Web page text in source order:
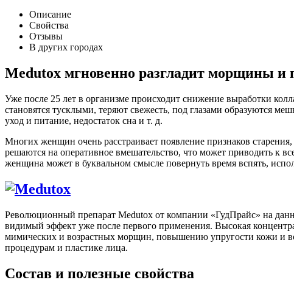
Описание
Свойства
Отзывы
В других городах
Medutox мгновенно разгладит морщины и
Уже после 25 лет в организме происходит снижение выработки
становятся тусклыми, теряют свежесть, под глазами образуются
уход и питание, недостаток сна и т. д.
Многих женщин очень расстраивает появление признаков
решаются на оперативное вмешательство, что может приводить к
женщина может в буквальном смысле повернуть время вспять,
Революционный препарат Medutox от компании «ГудПрайс» на
видимый эффект уже после первого применения. Высокая
мимических и возрастных морщин, повышению упругости кожи и
процедурам и пластике лица.
Состав и полезные свойства